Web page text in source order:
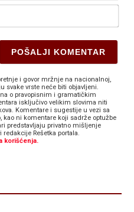
E-
i govor mržnje na nacionalnoj,
svake vrste neće biti objavljeni.
o pravopisnim i gramatičkim
isključivo velikim slovima niti
Komentare i sugestije u vezi sa
ni komentare koji sadrže optužbe
predstavljaju privatno mišljenje
Rešetka portala.
korišćenja.